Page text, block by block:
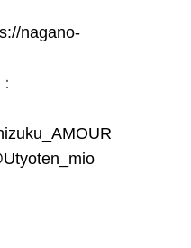
nagano-